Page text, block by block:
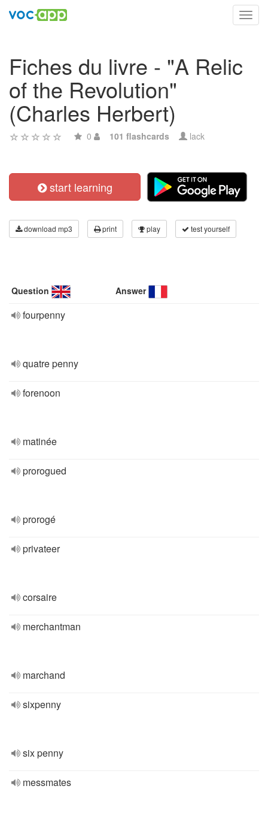
Fiches du livre - "A Relic
of the Revolution"
(Charles Herbert)
0 101 flashcards lack
start learning
download mp3 print play test yourself
Question Answer
fourpenny
quatre penny
forenoon
matinée
prorogued
prorogé
privateer
corsaire
merchantman
marchand
sixpenny
six penny
messmates